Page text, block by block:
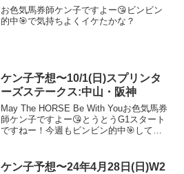
お色気馬券師ケン子ですよー😘ビンビン
的中🎯で気持ちよくイケたかな？
ケン子予想〜10/1(日)スプリンタ
ーズステークス:中山・阪神
May The HORSE Be With Youお色気馬券
師ケン子ですよー😘とうとうG1スタート
ですねー！今週もビンビン的中🎯して気
ケン子予想〜24年4月28日(日)W2